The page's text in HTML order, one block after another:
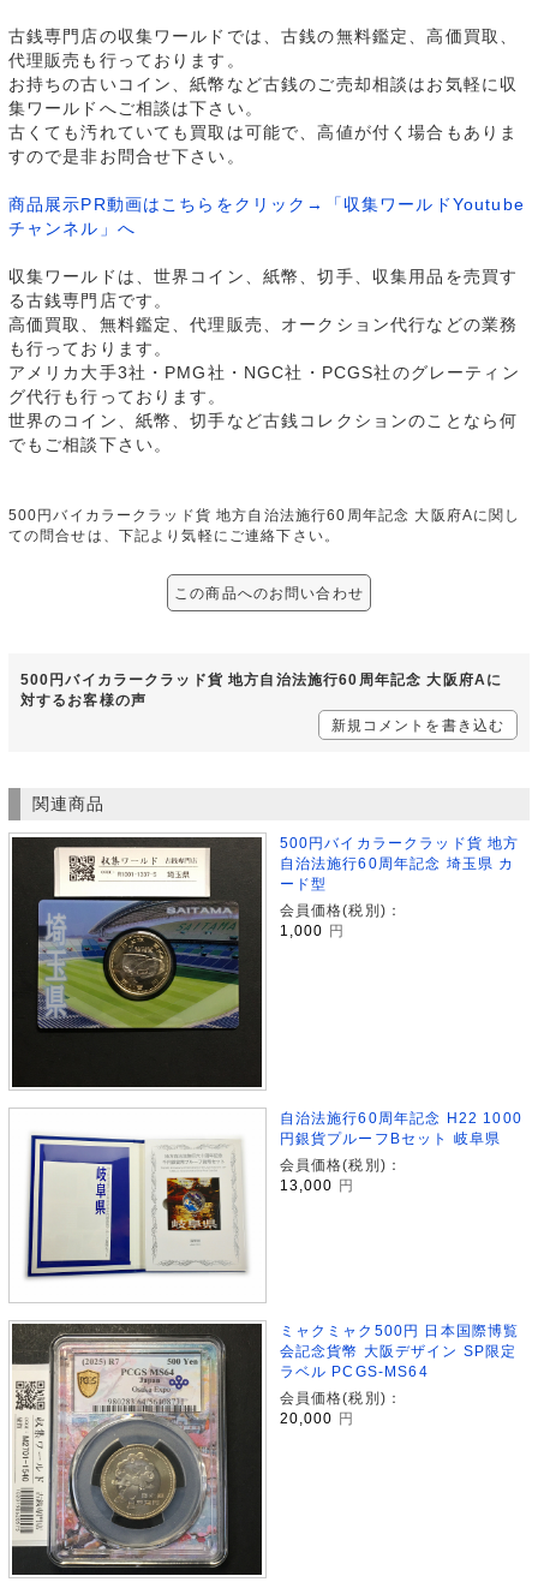
古銭専門店の収集ワールドでは、古銭の無料鑑定、高価買取、
代理販売も行っております。
お持ちの古いコイン、紙幣など古銭のご売却相談はお気軽に収
集ワールドへご相談は下さい。
古くても汚れていても買取は可能で、高値が付く場合もありま
すので是非お問合せ下さい。
商品展示PR動画はこちらをクリック→「収集ワールドYoutube
チャンネル」へ
収集ワールドは、世界コイン、紙幣、切手、収集用品を売買す
る古銭専門店です。
高価買取、無料鑑定、代理販売、オークション代行などの業務
も行っております。
アメリカ大手3社・PMG社・NGC社・PCGS社のグレーティン
グ代行も行っております。
世界のコイン、紙幣、切手など古銭コレクションのことなら何
でもご相談下さい。
500円バイカラークラッド貨 地方自治法施行60周年記念 大阪府Aに関し
ての問合せは、下記より気軽にご連絡下さい。
この商品へのお問い合わせ
500円バイカラークラッド貨 地方自治法施行60周年記念 大阪府Aに
対するお客様の声
新規コメントを書き込む
関連商品
500円バイカラークラッド貨 地方
自治法施行60周年記念 埼玉県 カ
ード型
会員価格(税別)：
1,000
円
自治法施行60周年記念 H22 1000
円銀貨プルーフBセット 岐阜県
会員価格(税別)：
13,000
円
ミャクミャク500円 日本国際博覧
会記念貨幣 大阪デザイン SP限定
ラベル PCGS-MS64
会員価格(税別)：
20,000
円